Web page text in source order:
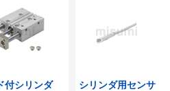
付シリンダ シリンダ用センサ